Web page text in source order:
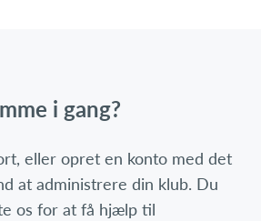
i gang?
eller opret en konto med det
at administrere din klub. Du
os for at få hjælp til